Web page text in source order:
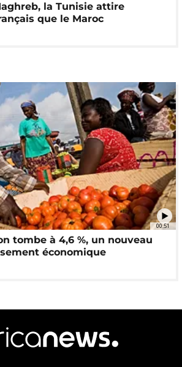
la Tunisie attire
que le Maroc
00:51
tombe à 4,6 %, un nouveau
économique